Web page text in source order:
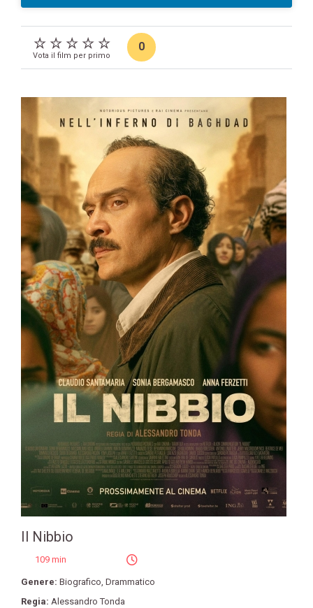
Vota il film per primo
0
Il Nibbio
109 min
Genere: Biografico, Drammatico
Regia: Alessandro Tonda